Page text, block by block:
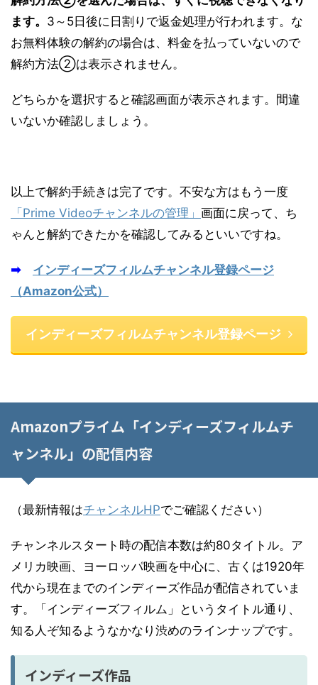
ます。 3～5日後に日割りで返金処理が行われます。な
お無料体験の解約の場合は、料金を払っていないので
解約方法②は表示されません。
どちらかを選択すると確認画面が表示されます。間違
いないか確認しましょう。
以上で解約手続きは完了です。不安な方はもう一度
「Prime Videoチャンネルの管理」 画面に戻って、ち
ゃんと解約できたかを確認してみるといいですね。
➡
インディーズフィルムチャンネル登録ページ
（Amazon公式）
インディーズフィルムチャンネル登録ページ
Amazonプライム「インディーズフィルムチ
ャンネル」の配信内容
（最新情報はチャンネルHPでご確認ください）
チャンネルスタート時の配信本数は約80タイトル。ア
メリカ映画、ヨーロッパ映画を中心に、古くは1920年
代から現在までのインディーズ作品が配信されていま
す。「インディーズフィルム」というタイトル通り、
知る人ぞ知るようなかなり渋めのラインナップです。
インディーズ作品